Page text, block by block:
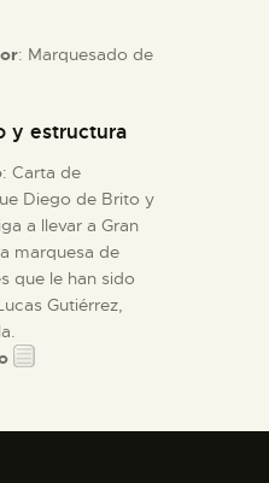
: Marquesado de
y estructura
: Carta de
Diego de Brito y
a llevar a Gran
marquesa de
que le han sido
Gutiérrez,